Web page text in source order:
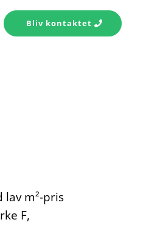
Bliv kontaktet
m²‑pris
F,